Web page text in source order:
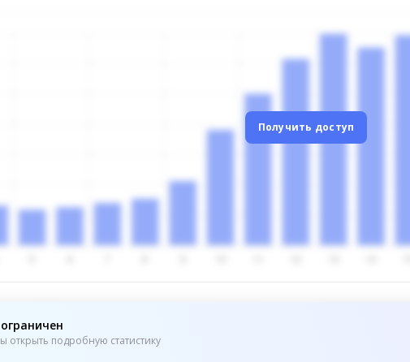
Получить доступ
открыть подробную статистику